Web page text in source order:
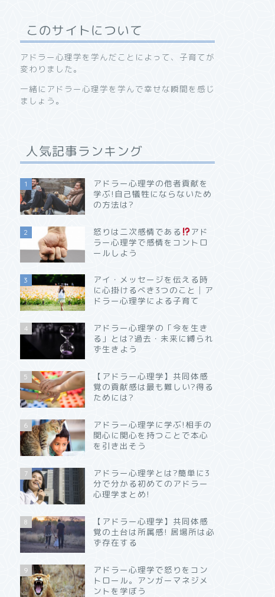
このサイトについて
アドラー心理学を学んだことによって、子育てが
変わりました。
一緒にアドラー心理学を学んで幸せな瞬間を感じ
ましょう。
人気記事ランキング
1
アドラー心理学の他者貢献を
学ぶ!自己犠牲にならないため
の方法は?
2 怒りは二次感情である
アド
ラー心理学で感情をコントロ
ールしよう
3
アイ・メッセージを伝える時
に心掛けるべき3つのこと│ア
ドラー心理学による子育て
4
アドラー心理学の「今を生き
る」とは?過去・未来に縛られ
ず生きよう
5
【アドラー心理学】共同体感
覚の貢献感は最も難しい?得る
ためには?
6
アドラー心理学に学ぶ!相手の
関心に関心を持つことで本心
を引き出そう
7
アドラー心理学とは?簡単に3
分で分かる初めてのアドラー
心理学まとめ!
8
【アドラー心理学】共同体感
覚の土台は所属感! 居場所は必
ず存在する
9
アドラー心理学で怒りをコン
トロール。アンガーマネジメ
ントを学ぼう